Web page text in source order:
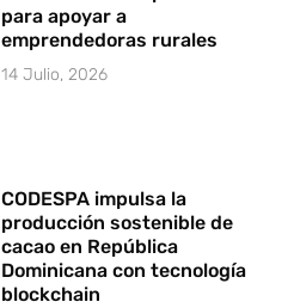
para apoyar a
emprendedoras rurales
14 Julio, 2026
CODESPA impulsa la
producción sostenible de
cacao en República
Dominicana con tecnología
blockchain